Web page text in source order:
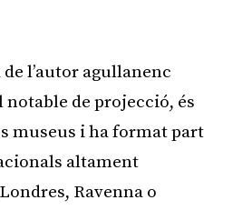
l’autor agullanenc
notable de projecció, és
museus i ha format part
altament
Ravenna o